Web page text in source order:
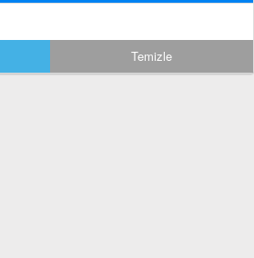
Temizle